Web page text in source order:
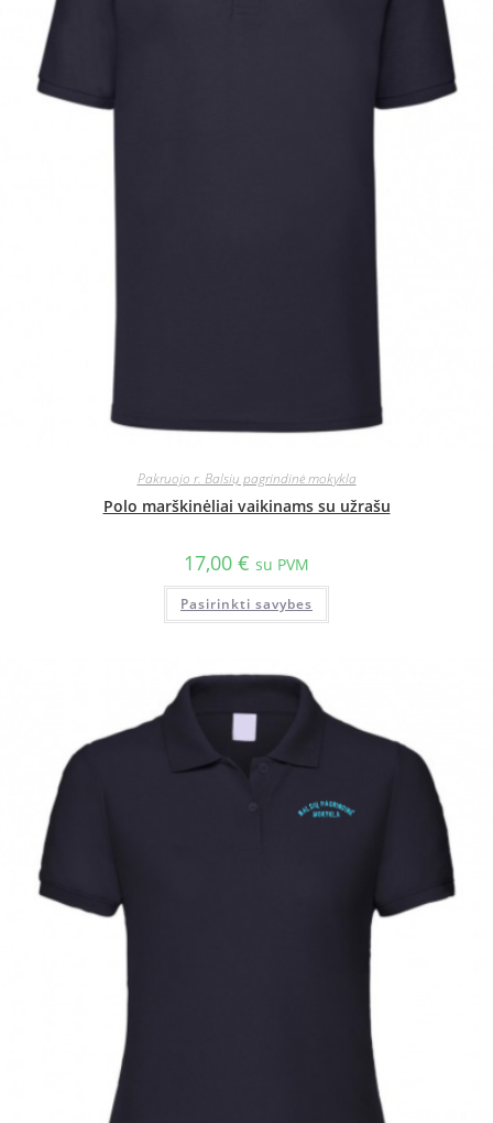
Pakruojo r. Balsių pagrindinė mokykla
Polo marškinėliai vaikinams su užrašu
17,00 € su PVM
Pasirinkti savybes